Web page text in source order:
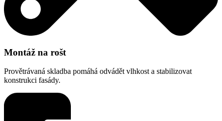
Montáž na rošt
Provětrávaná skladba pomáhá odvádět vlhkost a stabilizovat
konstrukci fasády.